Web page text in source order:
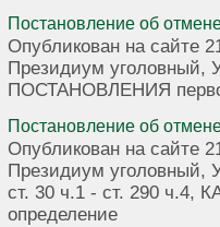
Постановление об
Опубликован на сайте
Президиум уголовный, УК РФ: УК
ПОСТАНОВЛЕНИЯ
Постановление об
Опубликован на сайте
Президиум уголовный,
ст. 30 ч.1 - ст. 290
определение